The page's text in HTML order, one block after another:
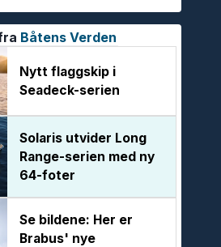
Båtens Verden
Nytt flaggskip i
Seadeck-serien
Solaris utvider Long
Range-serien med ny
64-foter
Se bildene: Her er
Brabus' nye